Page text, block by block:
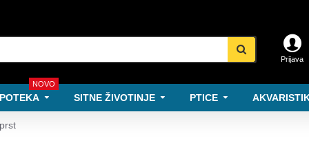
Prijava
NOVO
SITNE ŽIVOTINJE PTICE